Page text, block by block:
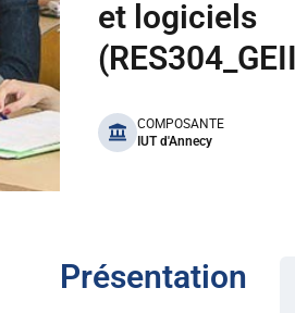
et logiciels
benefits
COMPOSANTE
IUT d'Annecy
Présentation